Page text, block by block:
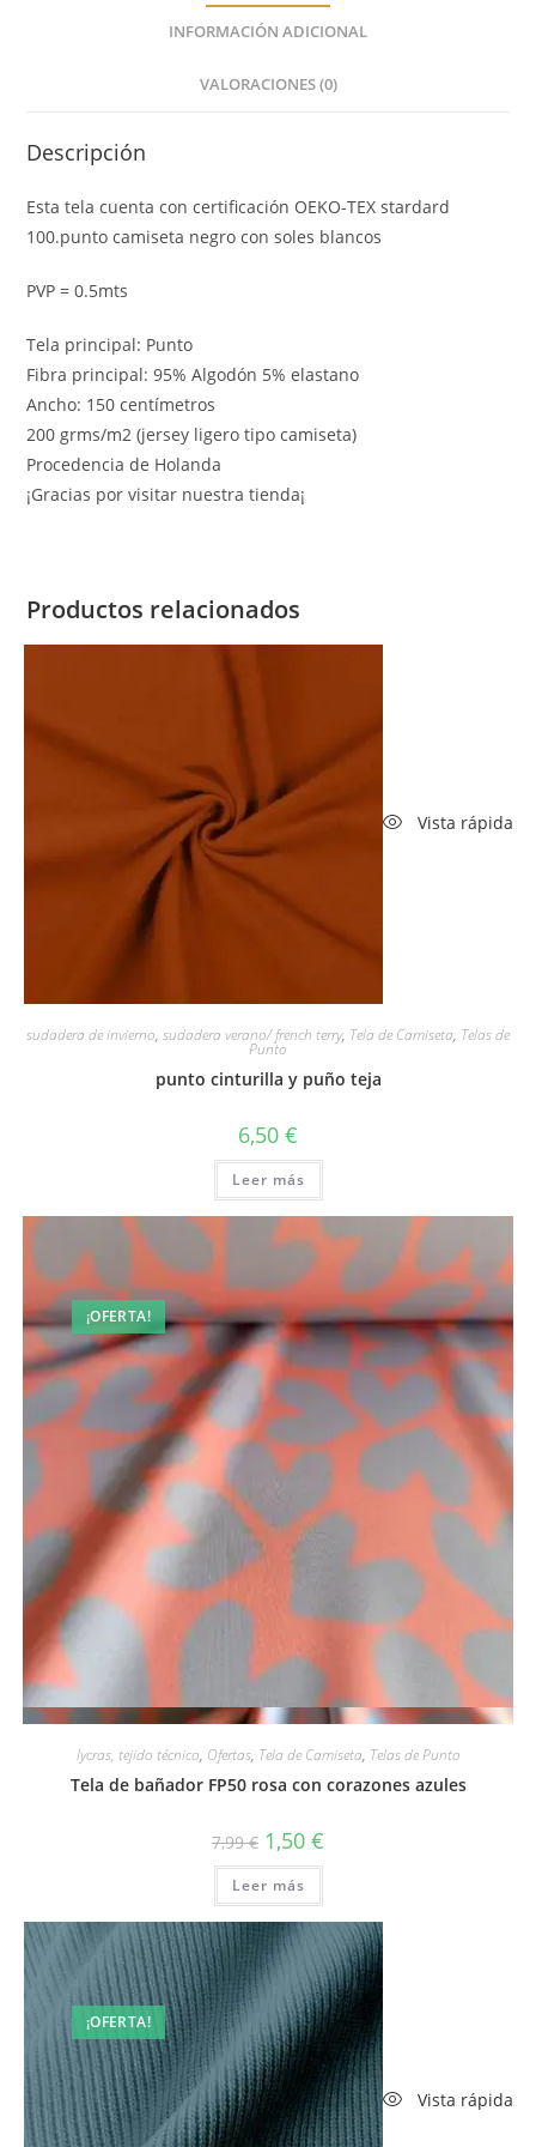
INFORMACIÓN ADICIONAL
VALORACIONES (0)
Descripción
Esta tela cuenta con certificación OEKO-TEX stardard
100.punto camiseta negro con soles blancos
PVP = 0.5mts
Tela principal: Punto
Fibra principal: 95% Algodón 5% elastano
Ancho: 150 centímetros
200 grms/m2 (jersey ligero tipo camiseta)
Procedencia de Holanda
¡Gracias por visitar nuestra tienda¡
Productos relacionados
Vista rápida
sudadera de invierno, sudadera verano/ french terry, Tela de Camiseta, Telas de
Punto
punto cinturilla y puño teja
6,50 €
Leer más
¡OFERTA!
Vista rápida
lycras, tejido técnico, Ofertas, Tela de Camiseta, Telas de Punto
Tela de bañador FP50 rosa con corazones azules
7,99€ El
precio
original
era:
7,99 €.
1,50 €
Leer más
¡OFERTA!
Vista rápida